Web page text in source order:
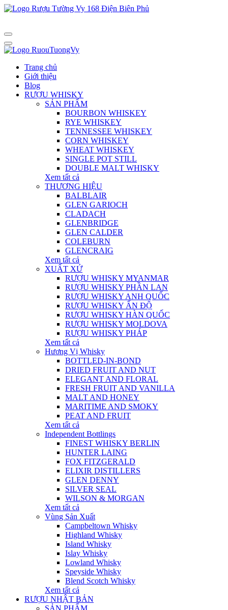
Trang chủ
Giới thiệu
Blog
RƯỢU WHISKY
SẢN PHẨM
BOURBON WHISKEY
RYE WHISKEY
TENNESSEE WHISKEY
CORN WHISKEY
WHEAT WHISKEY
SINGLE POT STILL
DOUBLE MALT WHISKY
Xem tất cả
THƯƠNG HIỆU
BALBLAIR
GLEN GARIOCH
CLADACH
GLENBRIDGE
GLEN CALDER
COLEBURN
GLENCRAIG
Xem tất cả
XUẤT XỨ
RƯỢU WHISKY MYANMAR
RƯỢU WHISKY PHẦN LAN
RƯỢU WHISKY ANH QUỐC
RƯỢU WHISKY ẤN ĐỘ
RƯỢU WHISKY HÀN QUỐC
RƯỢU WHISKY MOLDOVA
RƯỢU WHISKY PHÁP
Xem tất cả
Hương Vị Whisky
BOTTLED-IN-BOND
DRIED FRUIT AND NUT
ELEGANT AND FLORAL
FRESH FRUIT AND VANILLA
MALT AND HONEY
MARITIME AND SMOKY
PEAT AND FRUIT
Xem tất cả
Independent Bottlings
FINEST WHISKY BERLIN
HUNTER LAING
FOX FITZGERALD
ELIXIR DISTILLERS
GLEN DENNY
SILVER SEAL
WILSON & MORGAN
Xem tất cả
Vùng Sản Xuất
Campbeltown Whisky
Highland Whisky
Island Whisky
Islay Whisky
Lowland Whisky
Speyside Whisky
Blend Scotch Whisky
Xem tất cả
RƯỢU NHẬT BẢN
SẢN PHẨM